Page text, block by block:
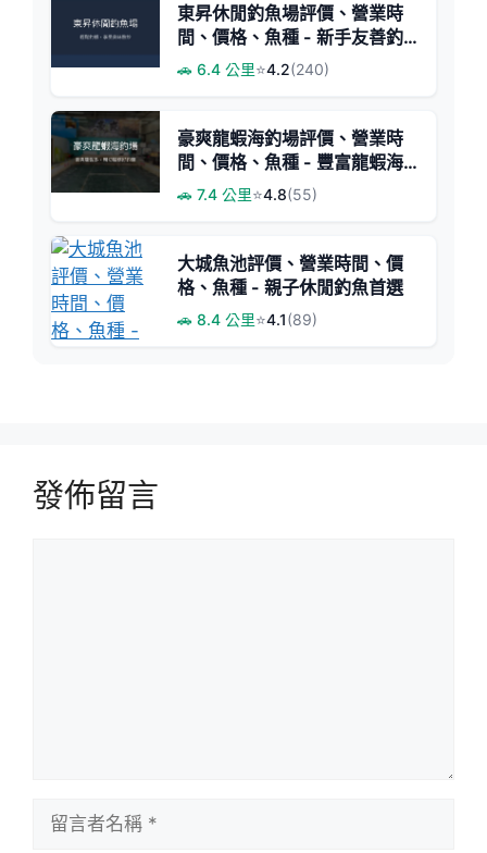
東昇休閒釣魚場評價、營業時
間、價格、魚種 - 新手友善釣
蝦體驗
🚗 6.4 公里⭐4.2(240)
豪爽龍蝦海釣場評價、營業時
間、價格、魚種 - 豐富龍蝦海
釣體驗
🚗 7.4 公里⭐4.8(55)
大城魚池評價、營業時間、價
格、魚種 - 親子休閒釣魚首選
🚗 8.4 公里⭐4.1(89)
發佈留言